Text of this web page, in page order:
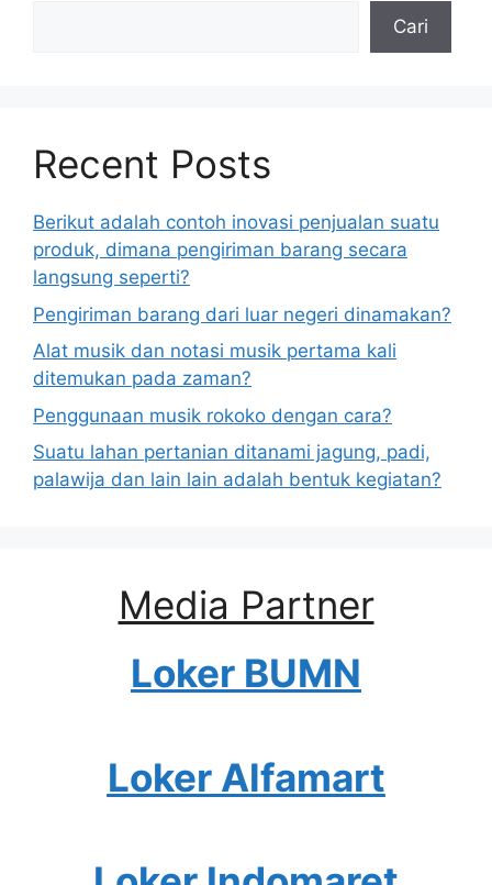
Cari
Recent Posts
Berikut adalah contoh inovasi penjualan suatu
produk, dimana pengiriman barang secara
langsung seperti?
Pengiriman barang dari luar negeri dinamakan?
Alat musik dan notasi musik pertama kali
ditemukan pada zaman?
Penggunaan musik rokoko dengan cara?
Suatu lahan pertanian ditanami jagung, padi,
palawija dan lain lain adalah bentuk kegiatan?
Media Partner
Loker BUMN
Loker Alfamart